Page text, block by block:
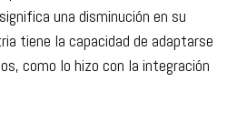
una disminución en su
tiene la capacidad de adaptarse
como lo hizo con la integración